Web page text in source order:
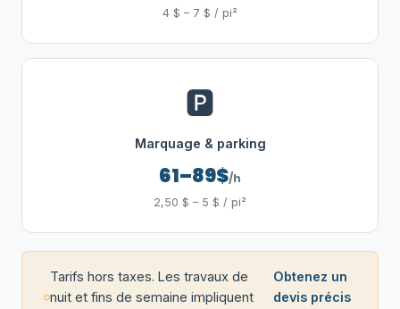
4 $ – 7 $ / pi²
🅿️
Marquage & parking
61–89$/h
2,50 $ – 5 $ / pi²
Tarifs hors taxes. Les travaux de
nuit et fins de semaine impliquent
Obtenez un
devis précis